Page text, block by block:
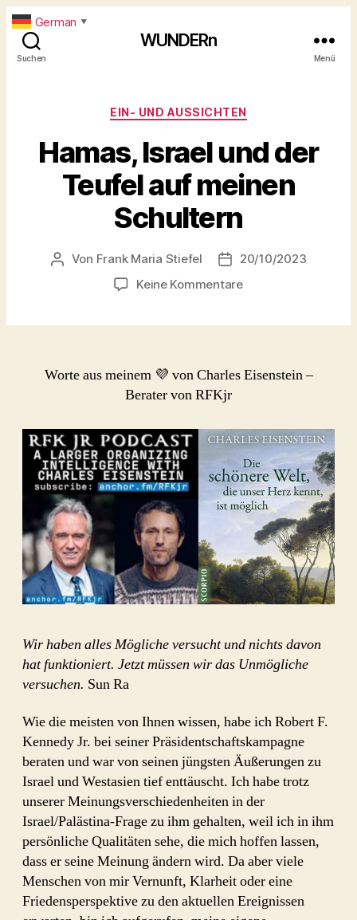
Suchen
WUNDERn
Menü
Kategorien
EIN- UND AUSSICHTEN
Hamas, Israel und der
Teufel auf meinen
Schultern
Beitragsautor
Von Frank Maria Stiefel Beitragsdatum
20/10/2023
Keine Kommentarezu
Teufel
Worte aus meinem 💜 von Charles Eisenstein –
Berater von RFKjr
Wir haben alles Mögliche versucht und nichts davon
hat funktioniert. Jetzt müssen wir das Unmögliche
versuchen. Sun Ra
Wie die meisten von Ihnen wissen, habe ich Robert F.
Kennedy Jr. bei seiner Präsidentschaftskampagne
beraten und war von seinen jüngsten Äußerungen zu
Israel und Westasien tief enttäuscht. Ich habe trotz
unserer Meinungsverschiedenheiten in der
Israel/Palästina-Frage zu ihm gehalten, weil ich in ihm
persönliche Qualitäten sehe, die mich hoffen lassen,
dass er seine Meinung ändern wird. Da aber viele
Menschen von mir Vernunft, Klarheit oder eine
Friedensperspektive zu den aktuellen Ereignissen
German ▼